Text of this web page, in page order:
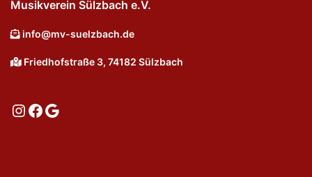
Musikverein Sülzbach e.V.
info@mv-suelzbach.de
Friedhofstraße 3, 74182 Sülzbach
Instagram
Facebook
Google